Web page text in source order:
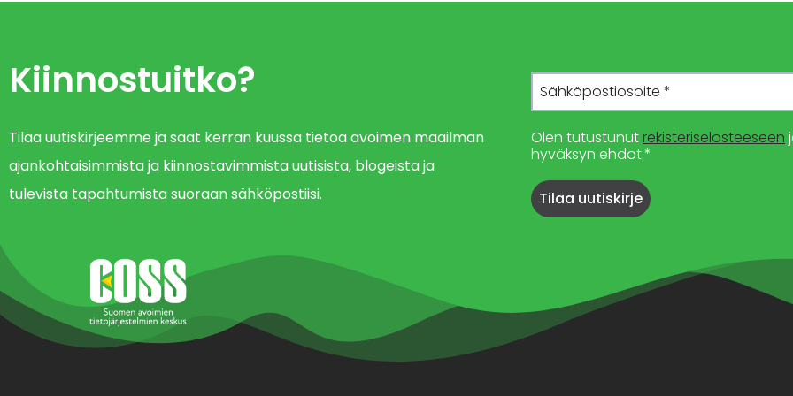
Kiinnostuitko?
Tilaa uutiskirjeemme ja saat kerran kuussa tietoa avoimen maailman
ajankohtaisimmista ja kiinnostavimmista uutisista, blogeista ja
tulevista tapahtumista suoraan sähköpostiisi.
Olen tutustunut rekisteriselosteeseen
hyväksyn ehdot.*